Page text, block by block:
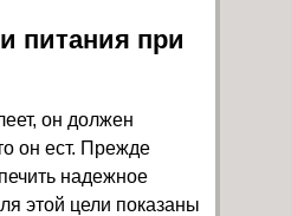
питания при
он должен
он ест. Прежде
надежное
этой цели показаны